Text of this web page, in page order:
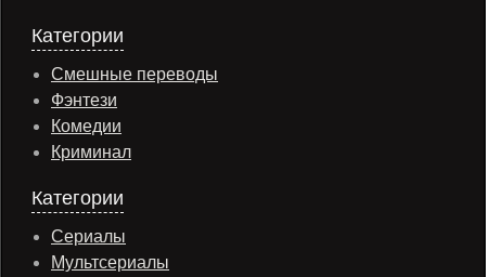
Категории
Смешные переводы
Фэнтези
Комедии
Криминал
Категории
Сериалы
Мультсериалы